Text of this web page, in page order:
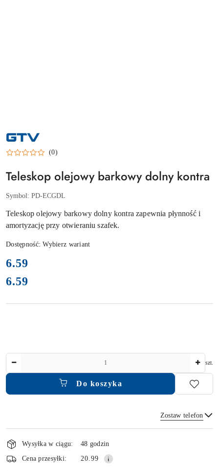
NAZWA
PRODUCENTA:
GTV
(0)
Teleskop olejowy barkowy dolny kontra
Symbol: PD-ECGDL
Teleskop olejowy barkowy dolny kontra zapewnia płynność i
amortyzację przy otwieraniu szafek.
Dostępność:Wybierz wariant
cena:
6.59
Cena:
6.59
szt.
Do koszyka
Zostaw telefon
Wyślij
Dostępność
i
dostawa
Wysyłka w ciągu:
48 godzin
Cena przesyłki:
20.99